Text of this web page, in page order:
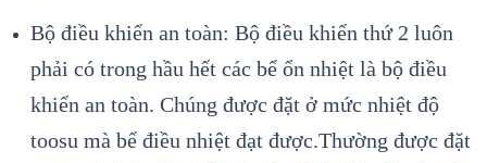
Bộ điều khiển an toàn: Bộ điều khiển thứ 2 luôn
phải có trong hầu hết các bể ổn nhiệt là bộ điều
khiển an toàn. Chúng được đặt ở mức nhiệt độ
toosu mà bể điều nhiệt đạt được.Thường được đặt